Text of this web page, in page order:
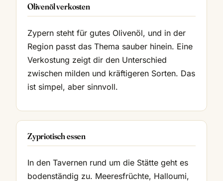
Olivenöl verkosten
Zypern steht für gutes Olivenöl, und in der
Region passt das Thema sauber hinein. Eine
Verkostung zeigt dir den Unterschied
zwischen milden und kräftigeren Sorten. Das
ist simpel, aber sinnvoll.
Zypriotisch essen
In den Tavernen rund um die Stätte geht es
bodenständig zu. Meeresfrüchte, Halloumi,